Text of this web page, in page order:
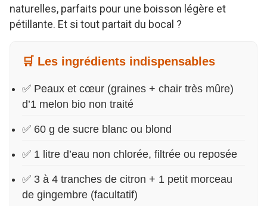
naturelles, parfaits pour une boisson légère et
pétillante. Et si tout partait du bocal ?
🛒 Les ingrédients indispensables
✅ Peaux et cœur (graines + chair très mûre)
d’1 melon bio non traité
✅ 60 g de sucre blanc ou blond
✅ 1 litre d’eau non chlorée, filtrée ou reposée
✅ 3 à 4 tranches de citron + 1 petit morceau
de gingembre (facultatif)